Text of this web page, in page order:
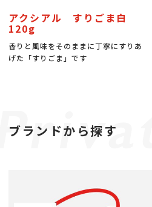
アクシアル すりごま白
120g
香りと風味をそのままに丁寧にすりあ
げた「すりごま」です
ブランドから探す